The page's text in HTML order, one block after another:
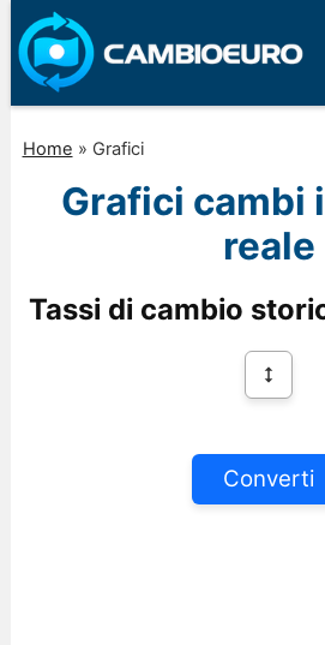
Home » Grafici
Grafici cambi
reale
Tassi di cambio
Converti